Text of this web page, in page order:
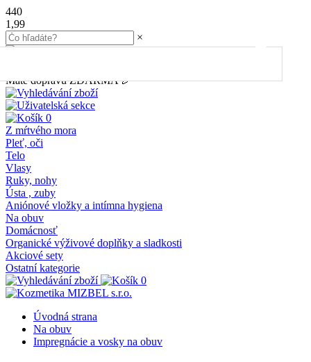
440
1,99
×
Máte dopravu ZDARMA 🎉
0
Z mŕtvého mora
Pleť, oči
Telo
Vlasy
Ruky, nohy
Ústa , zuby
Aniónové vložky a intímna hygiena
Na obuv
Domácnosť
Organické výživové doplňky a sladkosti
Akciové sety
Ostatní kategorie
0
Úvodná strana
Na obuv
Impregnácie a vosky na obuv